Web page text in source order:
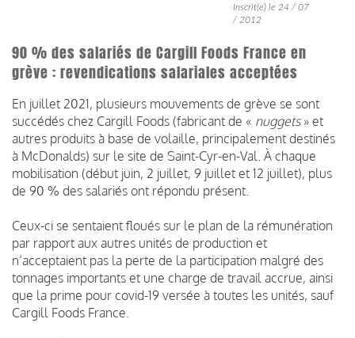
Inscrit(e) le 24 / 07
/ 2012
90 % des salariés de Cargill Foods France en
grève : revendications salariales acceptées
En juillet 2021, plusieurs mouvements de grève se sont
succédés chez Cargill Foods (fabricant de « nuggets» et
autres produits à base de volaille, principalement destinés
à McDonalds) sur le site de Saint-Cyr-en-Val. À chaque
mobilisation (début juin, 2 juillet, 9 juillet et 12 juillet), plus
de 90 % des salariés ont répondu présent.
Ceux-ci se sentaient floués sur le plan de la rémunération
par rapport aux autres unités de production et
n’acceptaient pas la perte de la participation malgré des
tonnages importants et une charge de travail accrue, ainsi
que la prime pour covid-19 versée à toutes les unités, sauf
Cargill Foods France.